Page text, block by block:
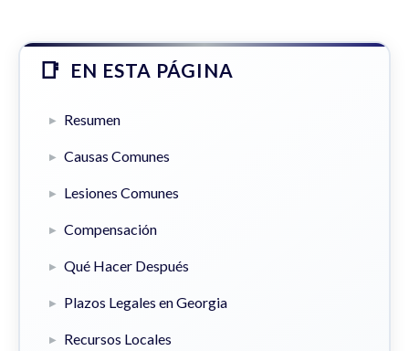
EN ESTA PÁGINA
Resumen
Causas Comunes
Lesiones Comunes
Compensación
Qué Hacer Después
Plazos Legales en Georgia
Recursos Locales